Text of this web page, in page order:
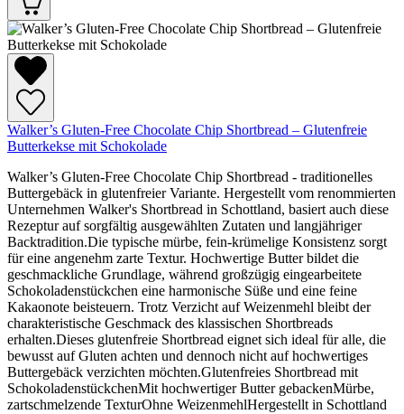
Walker’s Gluten-Free Chocolate Chip Shortbread – Glutenfreie
Butterkekse mit Schokolade
Walker’s Gluten-Free Chocolate Chip Shortbread - traditionelles
Buttergebäck in glutenfreier Variante. Hergestellt vom renommierten
Unternehmen Walker's Shortbread in Schottland, basiert auch diese
Rezeptur auf sorgfältig ausgewählten Zutaten und langjähriger
Backtradition.Die typische mürbe, fein-krümelige Konsistenz sorgt
für eine angenehm zarte Textur. Hochwertige Butter bildet die
geschmackliche Grundlage, während großzügig eingearbeitete
Schokoladenstückchen eine harmonische Süße und eine feine
Kakaonote beisteuern. Trotz Verzicht auf Weizenmehl bleibt der
charakteristische Geschmack des klassischen Shortbreads
erhalten.Dieses glutenfreie Shortbread eignet sich ideal für alle, die
bewusst auf Gluten achten und dennoch nicht auf hochwertiges
Buttergebäck verzichten möchten.Glutenfreies Shortbread mit
SchokoladenstückchenMit hochwertiger Butter gebackenMürbe,
zartschmelzende TexturOhne WeizenmehlHergestellt in Schottland